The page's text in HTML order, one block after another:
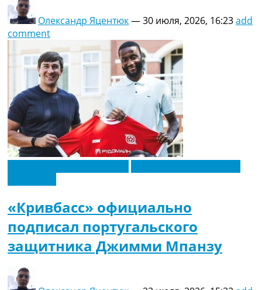
Олександр Яцентюк—30 июля, 2026, 16:23add
comment
«Кривбасс» официально
подписал португальского
защитника Джимми Мпанзу